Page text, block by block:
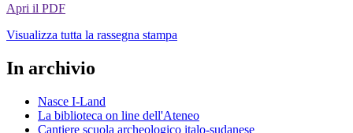
Apri il PDF
Visualizza tutta la rassegna stampa
In archivio
Nasce I-Land
La biblioteca on line dell'Ateneo
Cantiere scuola archeologico italo-sudanese